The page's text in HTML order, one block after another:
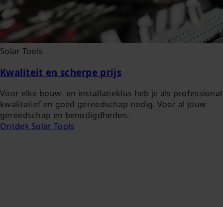
Solar Tools
Kwaliteit en scherpe prijs
Voor elke bouw- en installatieklus heb je als professional
kwalitatief en goed gereedschap nodig. Voor al jouw
gereedschap en benodigdheden.
Ontdek Solar Tools